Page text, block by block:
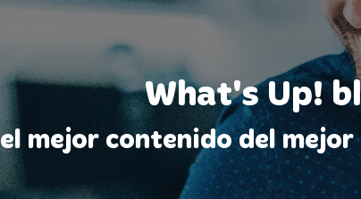
What's Up!
el mejor contenido del mejor